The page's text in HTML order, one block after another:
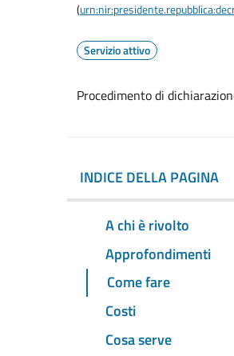
(
Servizio attivo
Procedimento di
INDICE DELLA PAGINA
A chi è rivolto
Approfondimenti
Come fare
Costi
Cosa serve